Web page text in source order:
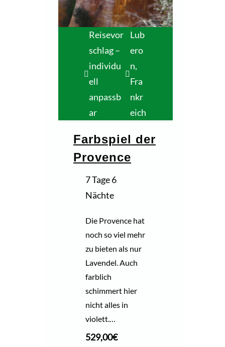
Reisevor
schlag –
individu
ell
anpassb
ar
Lub
ero
n,
Fra
nkr
eich
Farbspiel der
Provence
7 Tage 6
Nächte
Die Provence hat
noch so viel mehr
zu bieten als nur
Lavendel. Auch
farblich
schimmert hier
nicht alles in
violett.…
529,00€